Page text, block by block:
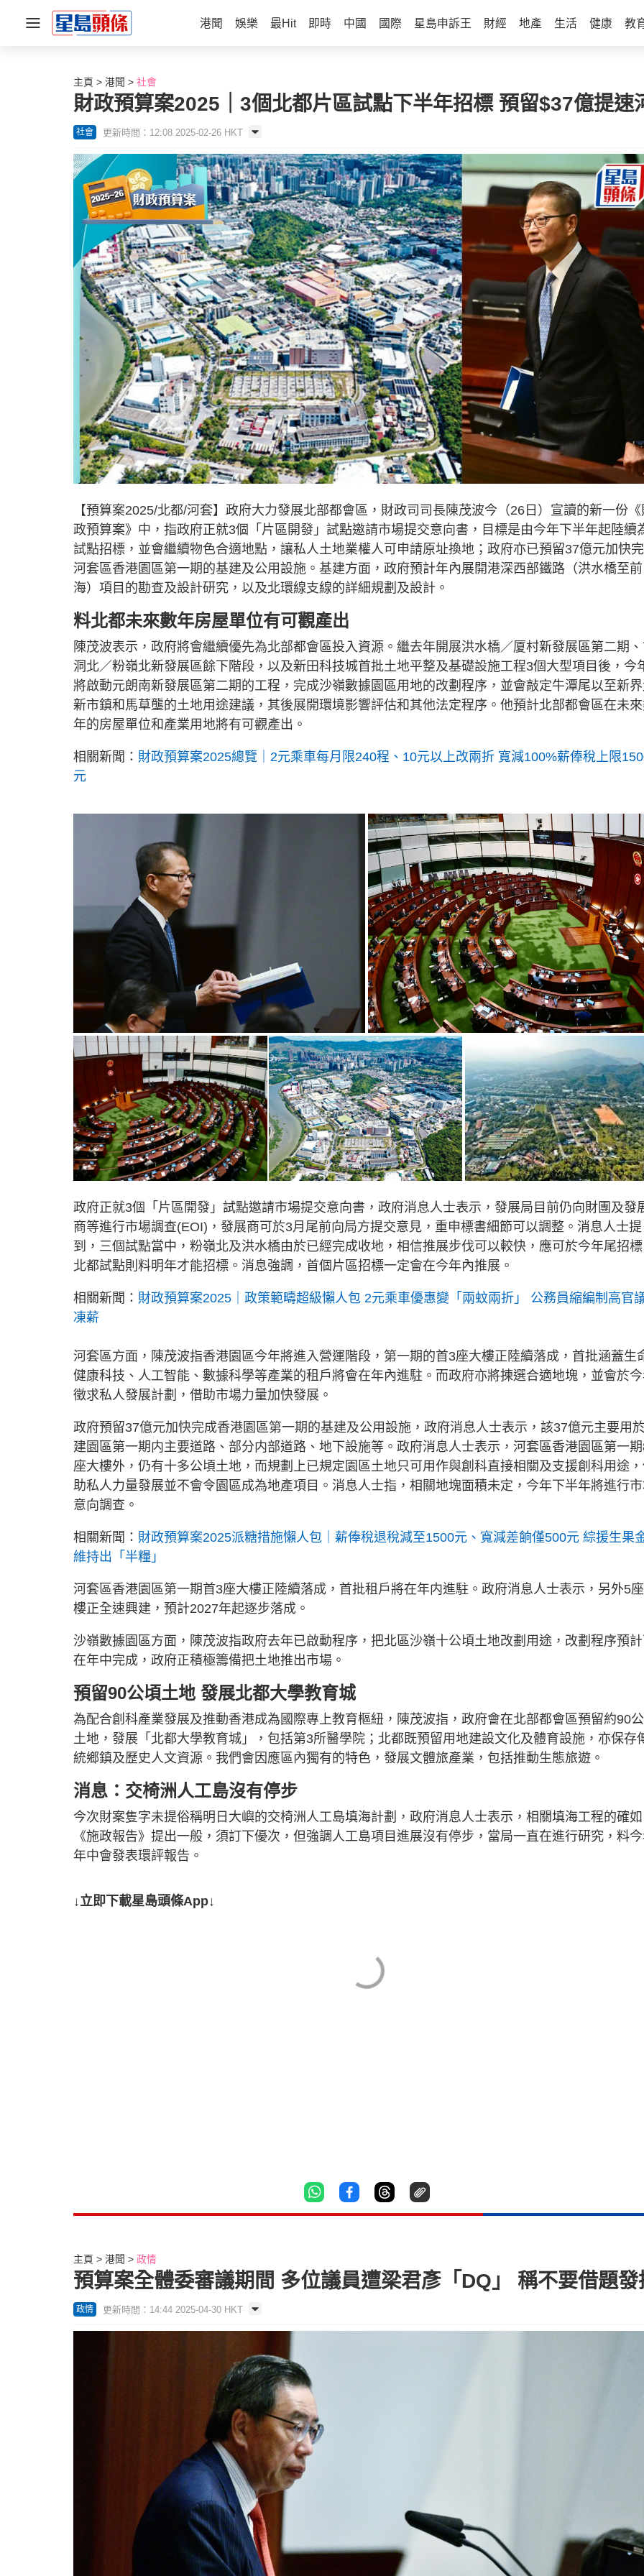
港聞 娛樂 最Hit 即時 中國 國際 星島申訴王 財經 地產 生活 健康 教
主頁 港聞 社會
財政預算案2025｜3個北都片區試點下半年招標 預留$37億提速
社會 更新時間：12:08 2025-02-26 HKT
【預算案2025/北都/河套】政府大力發展北部都會區，財政司司長陳茂波今（26日）宣讀的新一份《
政預算案》中，指政府正就3個「片區開發」試點邀請市場提交意向書，目標是由今年下半年起陸續
試點招標，並會繼續物色合適地點，讓私人土地業權人可申請原址換地；政府亦已預留37億元加快
河套區香港園區第一期的基建及公用設施。基建方面，政府預計年內展開港深西部鐵路（洪水橋至前
海）項目的勘查及設計研究，以及北環線支線的詳細規劃及設計。
料北都未來數年房屋單位有可觀產出
陳茂波表示，政府將會繼續優先為北部都會區投入資源。繼去年開展洪水橋／厦村新發展區第二期
洞北／粉嶺北新發展區餘下階段，以及新田科技城首批土地平整及基礎設施工程3個大型項目後，今
將啟動元朗南新發展區第二期的工程，完成沙嶺數據園區用地的改劃程序，並會敲定牛潭尾以至新
新市鎮和馬草壟的土地用途建議，其後展開環境影響評估和其他法定程序。他預計北部都會區在未
年的房屋單位和產業用地將有可觀產出。
相關新聞： 財政預算案2025總覽｜2元乘車每月限240程、10元以上改兩折 寬減100%薪俸稅上限
元
政府正就3個「片區開發」試點邀請市場提交意向書，政府消息人士表示，發展局目前仍向財團及發
商等進行市場調查(EOI)，發展商可於3月尾前向局方提交意見，重申標書細節可以調整。消息人士提
到，三個試點當中，粉嶺北及洪水橋由於已經完成收地，相信推展步伐可以較快，應可於今年尾招
北都試點則料明年才能招標。消息強調，首個片區招標一定會在今年內推展。
相關新聞： 財政預算案2025｜政策範疇超級懶人包 2元乘車優惠變「兩蚊兩折」 公務員縮編制高官
凍薪
河套區方面，陳茂波指香港園區今年將進入營運階段，第一期的首3座大樓正陸續落成，首批涵蓋生
健康科技、人工智能、數據科學等產業的租戶將會在年內進駐。而政府亦將揀選合適地塊，並會於
徵求私人發展計劃，借助市場力量加快發展。
政府預留37億元加快完成香港園區第一期的基建及公用設施，政府消息人士表示，該37億元主要用
建園區第一期内主要道路、部分内部道路、地下設施等。政府消息人士表示，河套區香港園區第一
座大樓外，仍有十多公頃土地，而規劃上已規定園區土地只可用作與創科直接相關及支援創科用途
助私人力量發展並不會令園區成為地產項目。消息人士指，相關地塊面積未定，今年下半年將進行
意向調查。
相關新聞： 財政預算案2025派糖措施懶人包｜薪俸稅退稅減至1500元、寬減差餉僅500元 綜援生果
維持出「半糧」
河套區香港園區第一期首3座大樓正陸續落成，首批租戶將在年内進駐。政府消息人士表示，另外5
樓正全速興建，預計2027年起逐步落成。
沙嶺數據園區方面，陳茂波指政府去年已啟動程序，把北區沙嶺十公頃土地改劃用途，改劃程序預
在年中完成，政府正積極籌備把土地推出市場。
預留90公頃土地 發展北都大學教育城
為配合創科產業發展及推動香港成為國際專上教育樞紐，陳茂波指，政府會在北部都會區預留約90
土地，發展「北都大學教育城」，包括第3所醫學院；北都既預留用地建設文化及體育設施，亦保存
統鄉鎮及歷史人文資源。我們會因應區內獨有的特色，發展文體旅產業，包括推動生態旅遊。
消息：交椅洲人工島沒有停步
今次財案隻字未提俗稱明日大嶼的交椅洲人工島填海計劃，政府消息人士表示，相關填海工程的確如
《施政報告》提出一般，須訂下優次，但強調人工島項目進展沒有停步，當局一直在進行研究，料
年中會發表環評報告。
↓立即下載星島頭條App↓
主頁 港聞 政情
預算案全體委審議期間 多位議員遭梁君彥「DQ」 稱不要借題
政情 更新時間：14:44 2025-04-30 HKT